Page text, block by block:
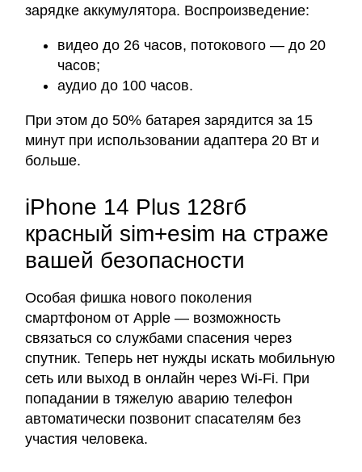
зарядке аккумулятора. Воспроизведение:
видео до 26 часов, потокового — до 20
часов;
аудио до 100 часов.
При этом до 50% батарея зарядится за 15
минут при использовании адаптера 20 Вт и
больше.
iPhone 14 Plus 128гб
красный sim+esim на страже
вашей безопасности
Особая фишка нового поколения
смартфоном от Apple — возможность
связаться со службами спасения через
спутник. Теперь нет нужды искать мобильную
сеть или выход в онлайн через Wi-Fi. При
попадании в тяжелую аварию телефон
автоматически позвонит спасателям без
участия человека.